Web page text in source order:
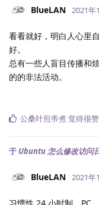
BlueLAN 2021年
看看就好，明白人心里
好。
总有一些人盲目传播和
的的非法活动。
公桑叶煎帝煮觉得很赞
于 Ubuntu 怎么修改访问
BlueLAN 2021年